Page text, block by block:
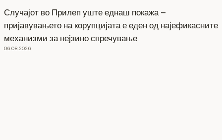
Случајот во Прилеп уште еднаш покажа –
пријавувањето на корупцијата е еден од најефикасните
механизми за нејзино спречување
06.08.2026